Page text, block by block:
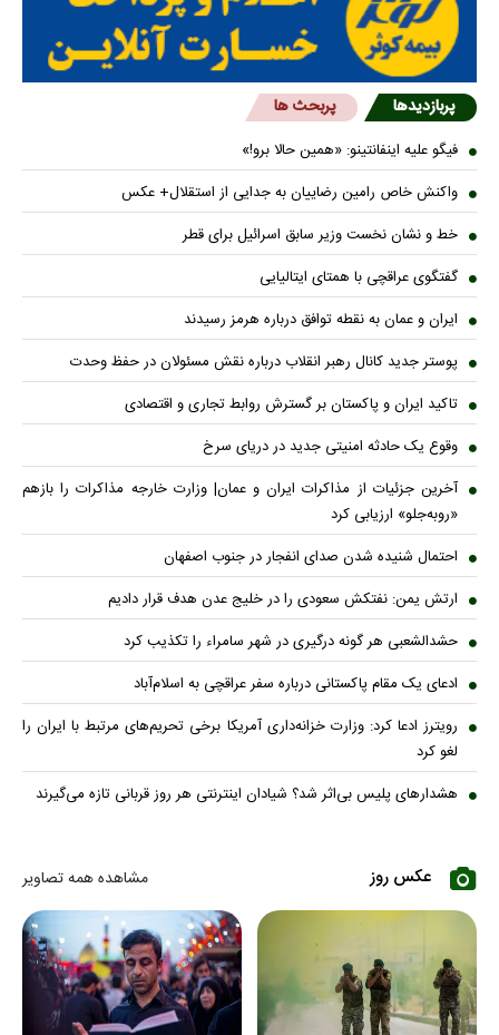
پربازدیدها پربحث ها
فیگو علیه اینفانتینو: «همین حالا برو!»
واکنش خاص رامین رضاییان به جدایی از استقلال+ عکس
خط و نشان نخست وزیر سابق اسرائیل برای قطر
گفتگوی عراقچی با همتای ایتالیایی
ایران و عمان به نقطه توافق درباره هرمز رسیدند
پوستر جدید کانال رهبر انقلاب درباره نقش مسئولان در حفظ وحدت
تاکید ایران و پاکستان بر گسترش روابط تجاری و اقتصادی
وقوع یک حادثه امنیتی جدید در دریای سرخ
آخرین جزئیات از مذاکرات ایران و عمان| وزارت خارجه مذاکرات را بازهم
«روبه‌جلو» ارزیابی کرد
احتمال شنیده شدن صدای انفجار در جنوب اصفهان
ارتش یمن: نفتکش سعودی را در خلیج عدن هدف قرار دادیم
حشدالشعبی هر گونه درگیری در شهر سامراء را تکذیب کرد
ادعای یک مقام پاکستانی درباره سفر عراقچی به اسلام‌آباد
رویترز ادعا کرد: وزارت خزانه‌داری آمریکا برخی تحریم‌های مرتبط با ایران را
لغو کرد
هشدارهای پلیس بی‌اثر شد؟ شیادان اینترنتی هر روز قربانی تازه می‌گیرند
عکس روز مشاهده همه تصاویر